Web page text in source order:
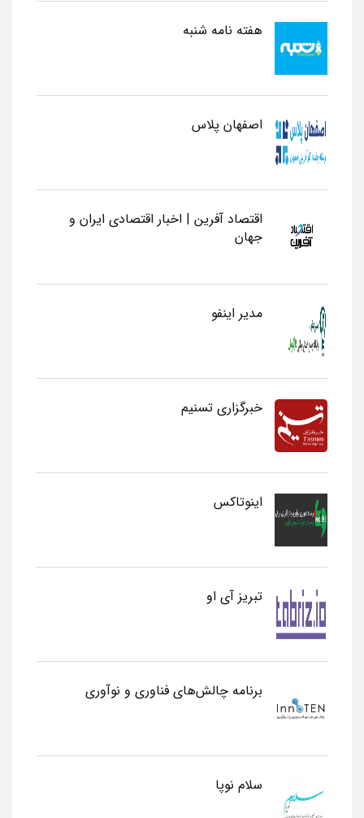
هفته نامه شنبه
اصفهان پلاس
اقتصاد آفرین | اخبار اقتصادی ایران و
جهان
مدیر اینفو
خبرگزاری تسنیم
اینوتاکس
تبریز آی او
برنامه چالش‌های فناوری و نوآوری
سلام نوپا